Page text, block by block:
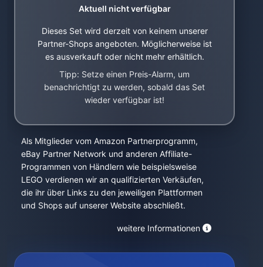
Aktuell nicht verfügbar
Dieses Set wird derzeit von keinem unserer
Partner-Shops angeboten. Möglicherweise ist
es ausverkauft oder nicht mehr erhältlich.
Tipp: Setze einen Preis-Alarm, um
benachrichtigt zu werden, sobald das Set
wieder verfügbar ist!
Als Mitglieder vom Amazon Partnerprogramm,
eBay Partner Network und anderen Affiliate-
Programmen von Händlern wie beispielsweise
LEGO verdienen wir an qualifizierten Verkäufen,
die ihr über Links zu den jeweiligen Plattformen
und Shops auf unserer Website abschließt.
weitere Informationen